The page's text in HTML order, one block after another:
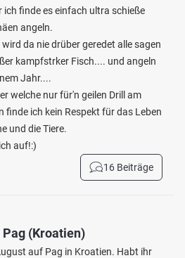
finde es einfach ultra schieße
angeln.
da nie drüber geredet alle sagen
kampfstrker Fisch.... und angeln
Jahr....
welche nur für'n geilen Drill am
finde ich kein Respekt für das Leben
und die Tiere.
auf!:)
16 Beiträge
(Kroatien)
auf Pag in Kroatien. Habt ihr